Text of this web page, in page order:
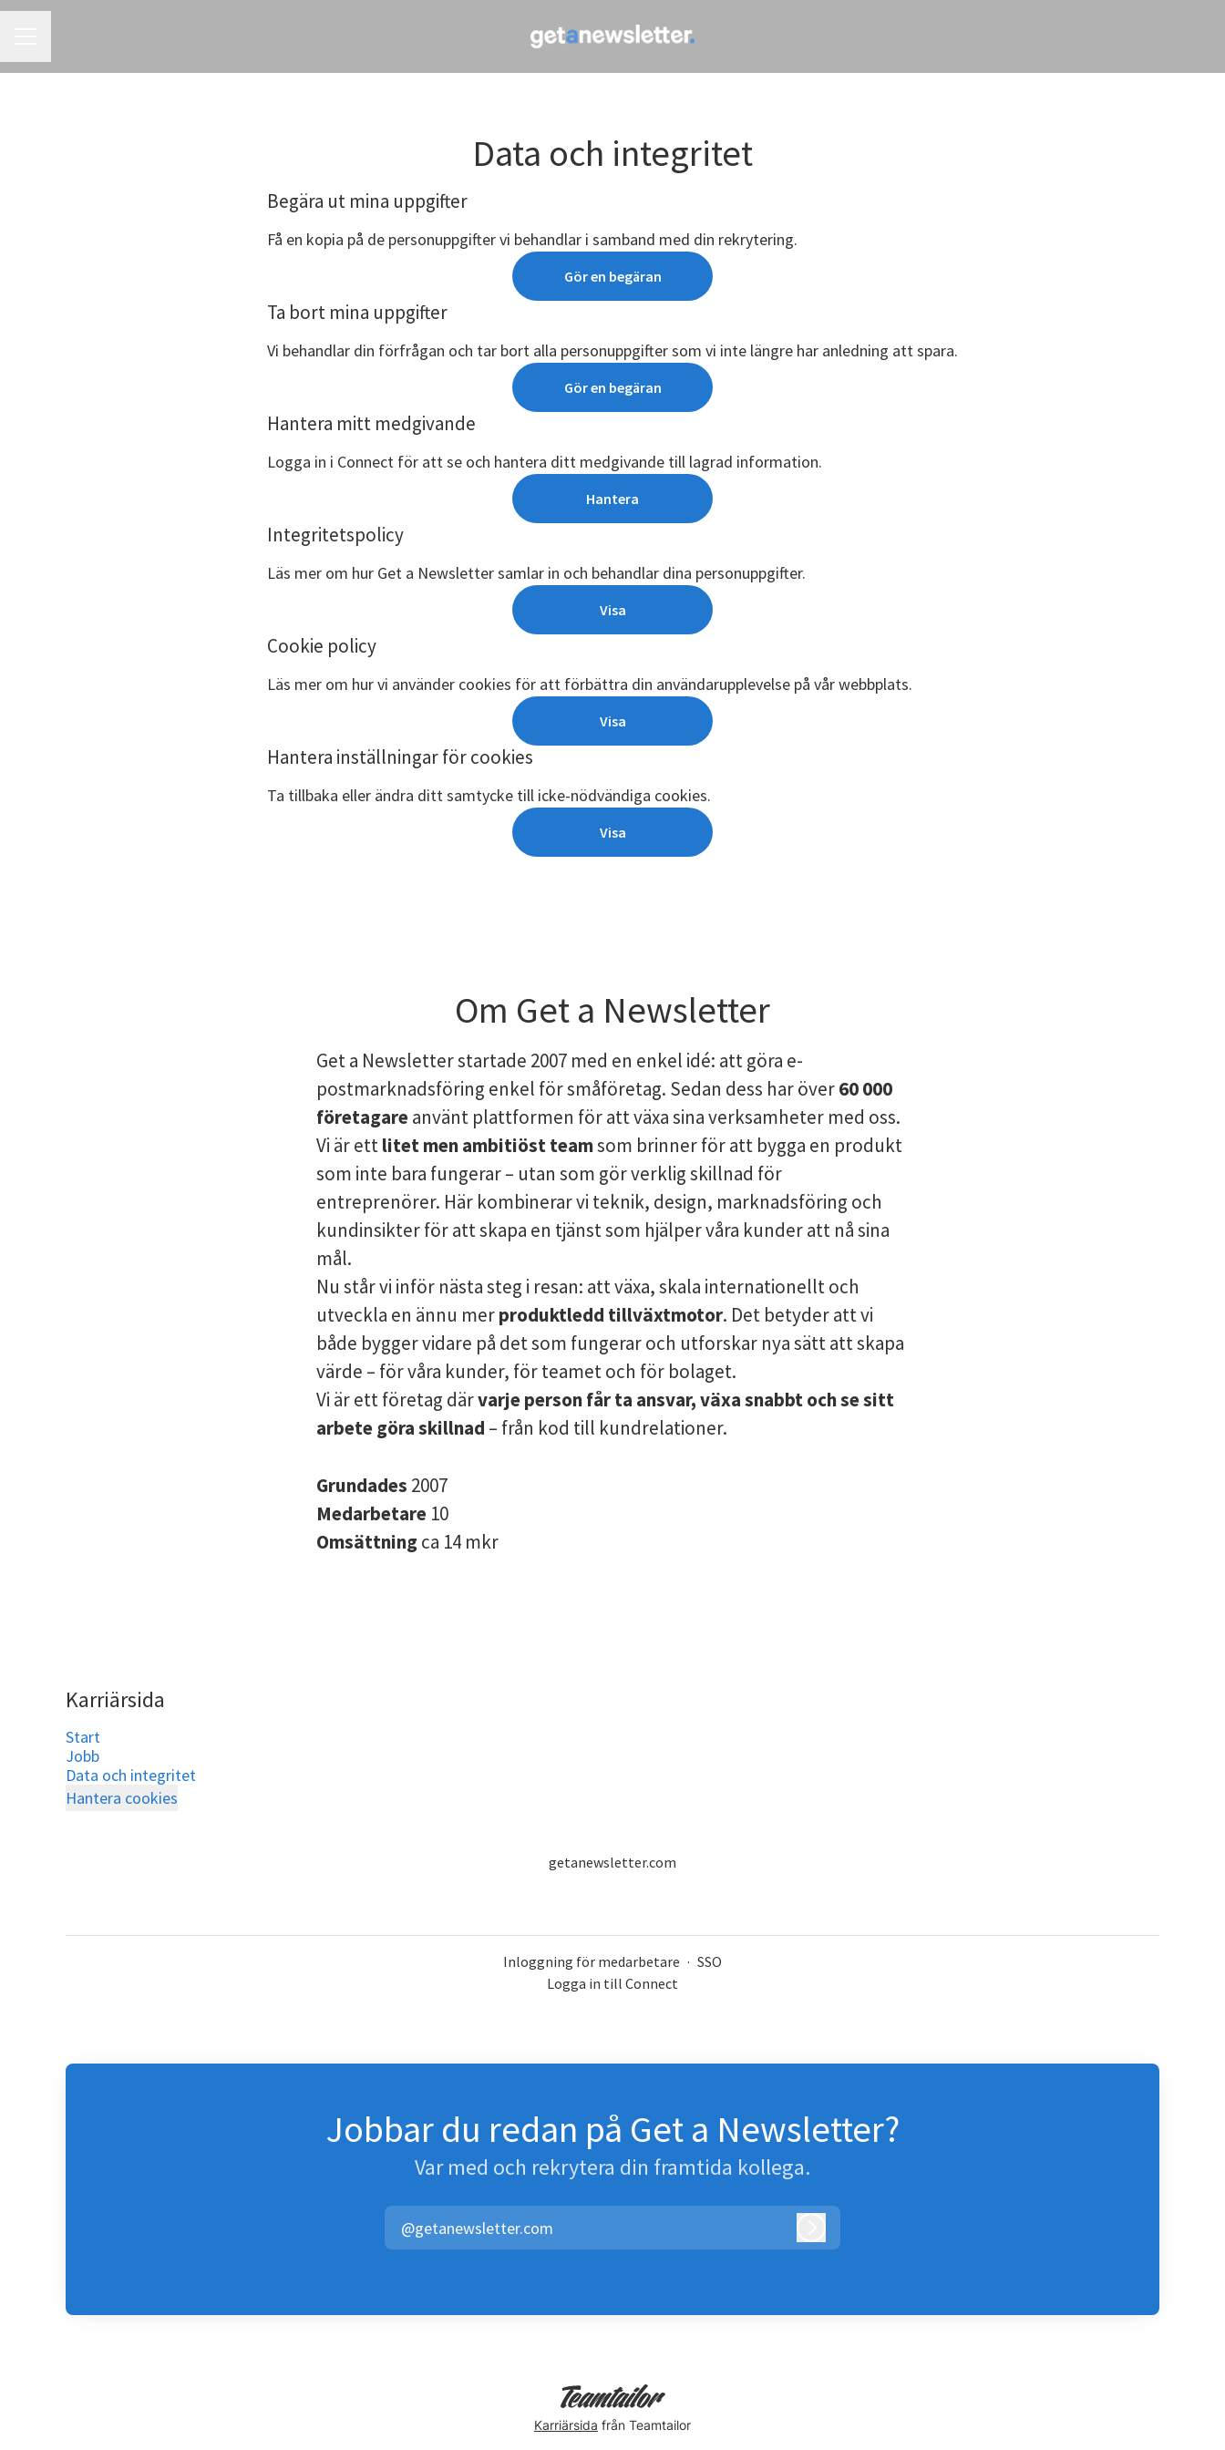
Data och integritet
Begära ut mina uppgifter
Få en kopia på de personuppgifter vi behandlar i samband med din rekrytering.
Gör en begäran
Ta bort mina uppgifter
Vi behandlar din förfrågan och tar bort alla personuppgifter som vi inte längre har anledning att spara.
Gör en begäran
Hantera mitt medgivande
Logga in i Connect för att se och hantera ditt medgivande till lagrad information.
Hantera
Integritetspolicy
Läs mer om hur Get a Newsletter samlar in och behandlar dina personuppgifter.
Visa
Cookie policy
Läs mer om hur vi använder cookies för att förbättra din användarupplevelse på vår webbplats.
Visa
Hantera inställningar för cookies
Ta tillbaka eller ändra ditt samtycke till icke-nödvändiga cookies.
Visa
Om Get a Newsletter
Get a Newsletter startade 2007 med en enkel idé: att göra e-
postmarknadsföring enkel för småföretag. Sedan dess har över60 000
företagareanvänt plattformen för att växa sina verksamheter med oss.
Vi är ettlitet men ambitiöst teamsom brinner för att bygga en produkt
som inte bara fungerar – utan som gör verklig skillnad för
entreprenörer. Här kombinerar vi teknik, design, marknadsföring och
kundinsikter för att skapa en tjänst som hjälper våra kunder att nå sina
mål.
Nu står vi inför nästa steg i resan: att växa, skala internationellt och
utveckla en ännu merproduktledd tillväxtmotor. Det betyder att vi
både bygger vidare på det som fungerar och utforskar nya sätt att skapa
värde – för våra kunder, för teamet och för bolaget.
Vi är ett företag därvarje person får ta ansvar, växa snabbt och se sitt
arbete göra skillnad – från kod till kundrelationer.
Grundades 2007
Medarbetare 10
Omsättningca 14 mkr
Karriärsida
Start
Jobb
Data och integritet
Hantera cookies
getanewsletter.com
Inloggning för medarbetare · SSO
Logga in till Connect
Jobbar du redan på Get a Newsletter?
Var med och rekrytera din framtida kollega.
@getanewsletter.com
Karriärsida från Teamtailor